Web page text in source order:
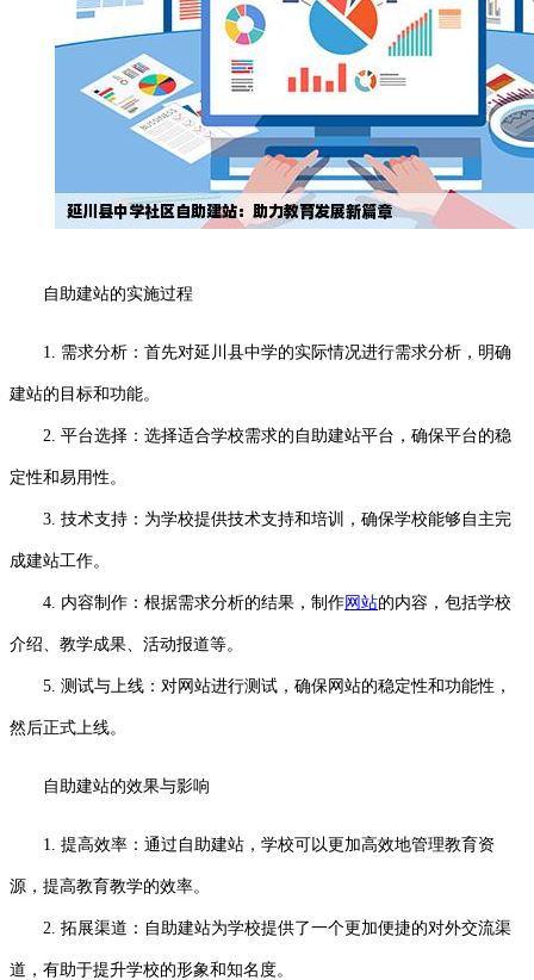
自助建站的实施过程
1. 需求分析：首先对延川县中学的实际情况进行需求分析，明确
建站的目标和功能。
2. 平台选择：选择适合学校需求的自助建站平台，确保平台的稳
定性和易用性。
3. 技术支持：为学校提供技术支持和培训，确保学校能够自主完
成建站工作。
4. 内容制作：根据需求分析的结果，制作网站的内容，包括学校
介绍、教学成果、活动报道等。
5. 测试与上线：对网站进行测试，确保网站的稳定性和功能性，
然后正式上线。
自助建站的效果与影响
1. 提高效率：通过自助建站，学校可以更加高效地管理教育资
源，提高教育教学的效率。
2. 拓展渠道：自助建站为学校提供了一个更加便捷的对外交流渠
道，有助于提升学校的形象和知名度。